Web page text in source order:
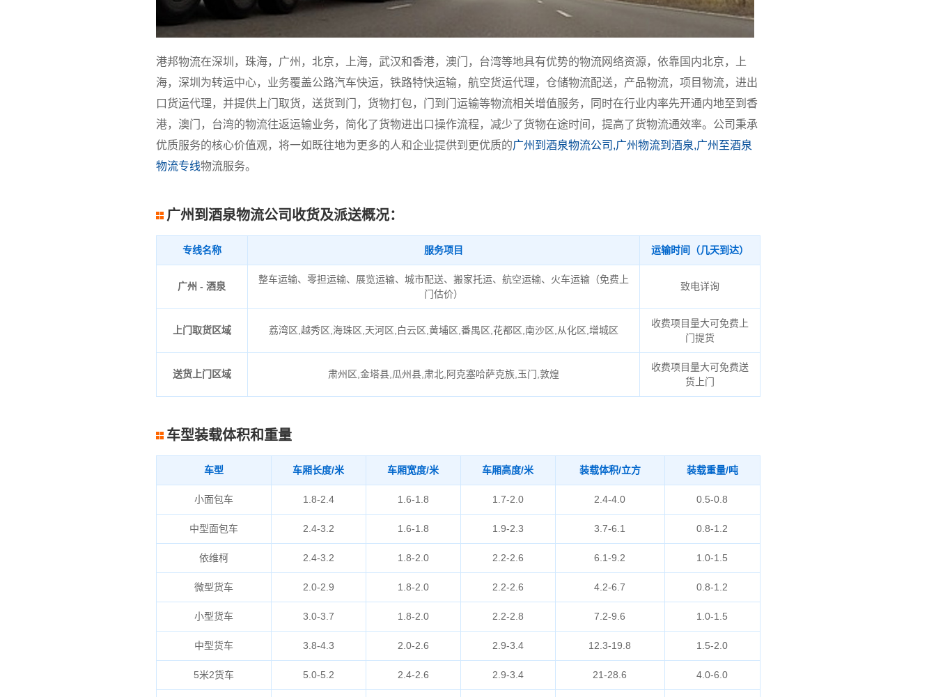
港邦物流在深圳，珠海，广州，北京，上海，武汉和香港，澳门，台湾等地具有优势的物流网络资源，依靠国内北京，上
海，深圳为转运中心，业务覆盖公路汽车快运，铁路特快运输，航空货运代理，仓储物流配送，产品物流，项目物流，进出
口货运代理，并提供上门取货，送货到门，货物打包，门到门运输等物流相关增值服务，同时在行业内率先开通内地至到香
港，澳门，台湾的物流往返运输业务，简化了货物进出口操作流程，减少了货物在途时间，提高了货物流通效率。公司秉承
优质服务的核心价值观，将一如既往地为更多的人和企业提供到更优质的广州到酒泉物流公司,广州物流到酒泉,广州至酒泉
物流专线物流服务。
广州到酒泉物流公司收货及派送概况：
专线名称 服务项目 运输时间（几天到达）
广州 - 酒泉
整车运输、零担运输、展览运输、城市配送、搬家托运、航空运输、火车运输（免费上
门估价）
致电详询
上门取货区域 荔湾区,越秀区,海珠区,天河区,白云区,黄埔区,番禺区,花都区,南沙区,从化区,增城区
收费项目量大可免费上
门提货
送货上门区域 肃州区,金塔县,瓜州县,肃北,阿克塞哈萨克族,玉门,敦煌
收费项目量大可免费送
货上门
车型装载体积和重量
车型 车厢长度/米 车厢宽度/米 车厢高度/米 装载体积/立方 装载重量/吨
小面包车 1.8-2.4 1.6-1.8 1.7-2.0 2.4-4.0 0.5-0.8
中型面包车 2.4-3.2 1.6-1.8 1.9-2.3 3.7-6.1 0.8-1.2
依维柯 2.4-3.2 1.8-2.0 2.2-2.6 6.1-9.2 1.0-1.5
微型货车 2.0-2.9 1.8-2.0 2.2-2.6 4.2-6.7 0.8-1.2
小型货车 3.0-3.7 1.8-2.0 2.2-2.8 7.2-9.6 1.0-1.5
中型货车 3.8-4.3 2.0-2.6 2.9-3.4 12.3-19.8 1.5-2.0
5米2货车 5.0-5.2 2.4-2.6 2.9-3.4 21-28.6 4.0-6.0